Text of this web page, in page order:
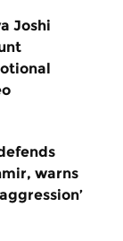
Joshi
warns